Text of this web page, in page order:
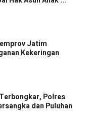
Jatim
Kekeringan
Polres
dan Puluhan